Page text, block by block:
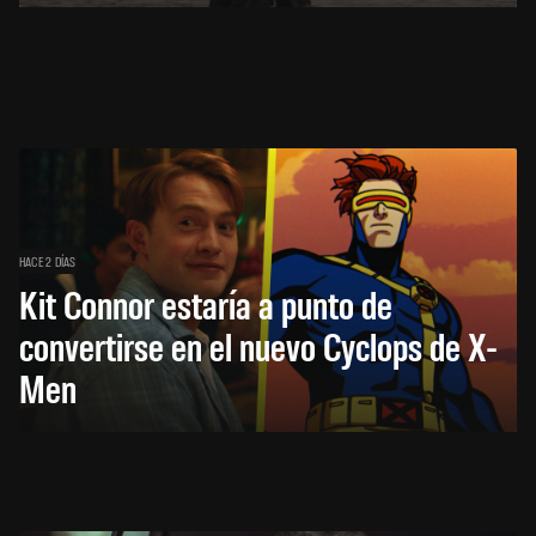
HACE 2 DÍAS
Kit Connor estaría a punto de
convertirse en el nuevo Cyclops de X-
Men